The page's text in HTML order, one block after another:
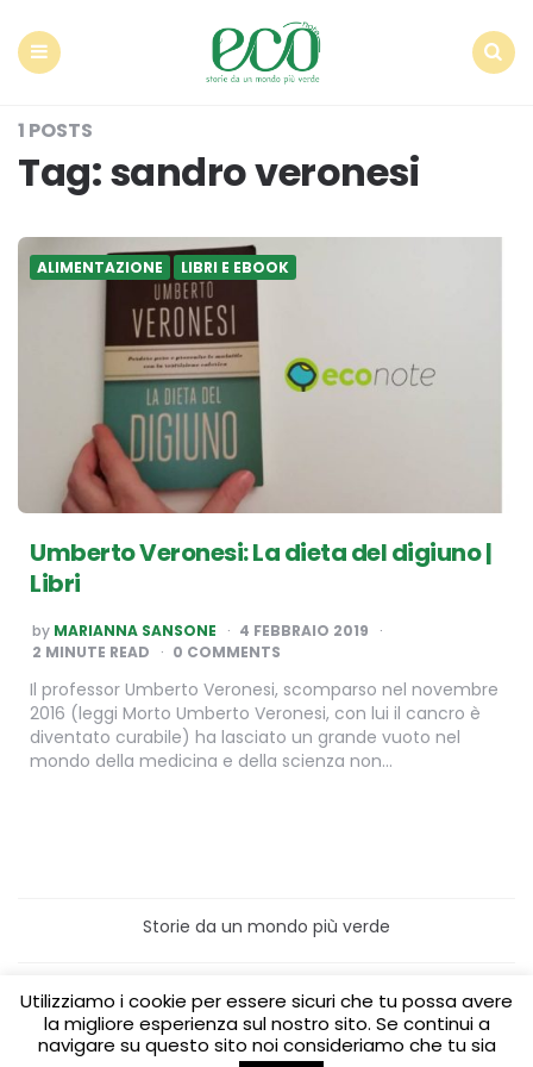
1 POSTS
Tag:sandro veronesi
ALIMENTAZIONE LIBRI E EBOOK
Umberto Veronesi: La dieta del digiuno |
Libri
POSTED
BY
by MARIANNA SANSONE
4 FEBBRAIO 2019
2 MINUTE READ 0 COMMENTS
Il professor Umberto Veronesi, scomparso nel novembre
2016 (leggi Morto Umberto Veronesi, con lui il cancro è
diventato curabile) ha lasciato un grande vuoto nel
mondo della medicina e della scienza non…
Storie da un mondo più verde
Home
Turismo sostenibile
Laboratori/Visite per le scuole
Green content per aziende Media Partner
Utilizziamo i cookie per essere sicuri che tu possa avere
la migliore esperienza sul nostro sito. Se continui a
navigare su questo sito noi consideriamo che tu sia